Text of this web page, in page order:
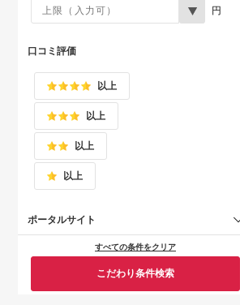
円
口コミ評価
以上
以上
以上
以上
ポータルサイト
すべての条件をクリア
こだわり条件検索